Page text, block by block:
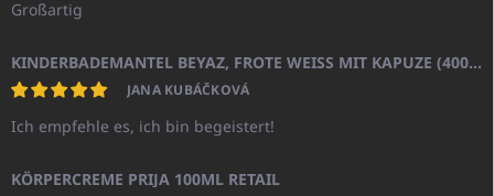
Großartig
KINDERBADEMANTEL BEYAZ, FROTE WEISS MIT KAPUZE (400GR)
JANA KUBÁČKOVÁ
Ich empfehle es, ich bin begeistert!
KÖRPERCREME PRIJA 100ML RETAIL